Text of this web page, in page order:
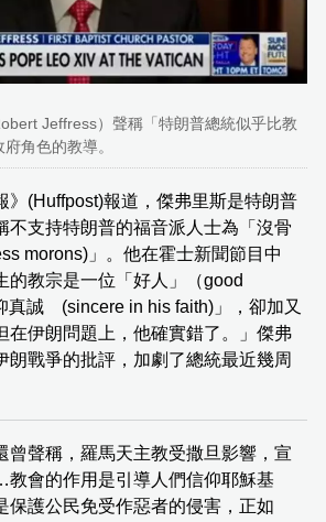
Jeffress）聲稱「特朗普總統似乎比教
角色的教導。
》(Huffpost)報道，傑弗里斯是特朗普
不支持特朗普的福音派人士為「沒骨
morons)」。他在霍士新聞節目中
的教宗是一位「好人」（good
真誠 (sincere in his faith)」，卻加又
在伊朗問題上，他確實錯了。」傑弗
朗戰爭的批評，加劇了總統最近幾周
曾聲稱，羅馬天主教受撒旦影響，宣
會的作用是引導人們信仰耶穌基
保護公民免受作惡者的侵害，正如